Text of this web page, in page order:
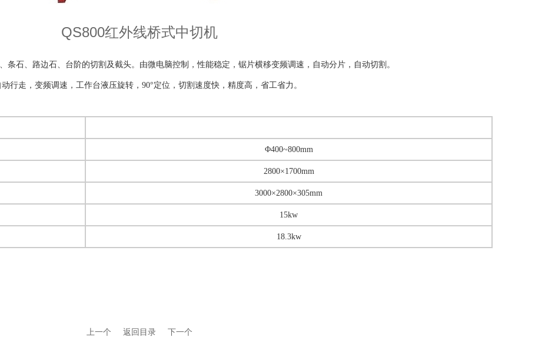
QS800红外线桥式中切机
条石、路边石、台阶的切割及截头。由微电脑控制，性能稳定，锯片横移变频调速，自动分片，自动切割。
行走，变频调速，工作台液压旋转，90°定位，切割速度快，精度高，省工省力。
Φ400~800mm
2800×1700mm
3000×2800×305mm
15kw
18.3kw
上一个 返回目录 下一个